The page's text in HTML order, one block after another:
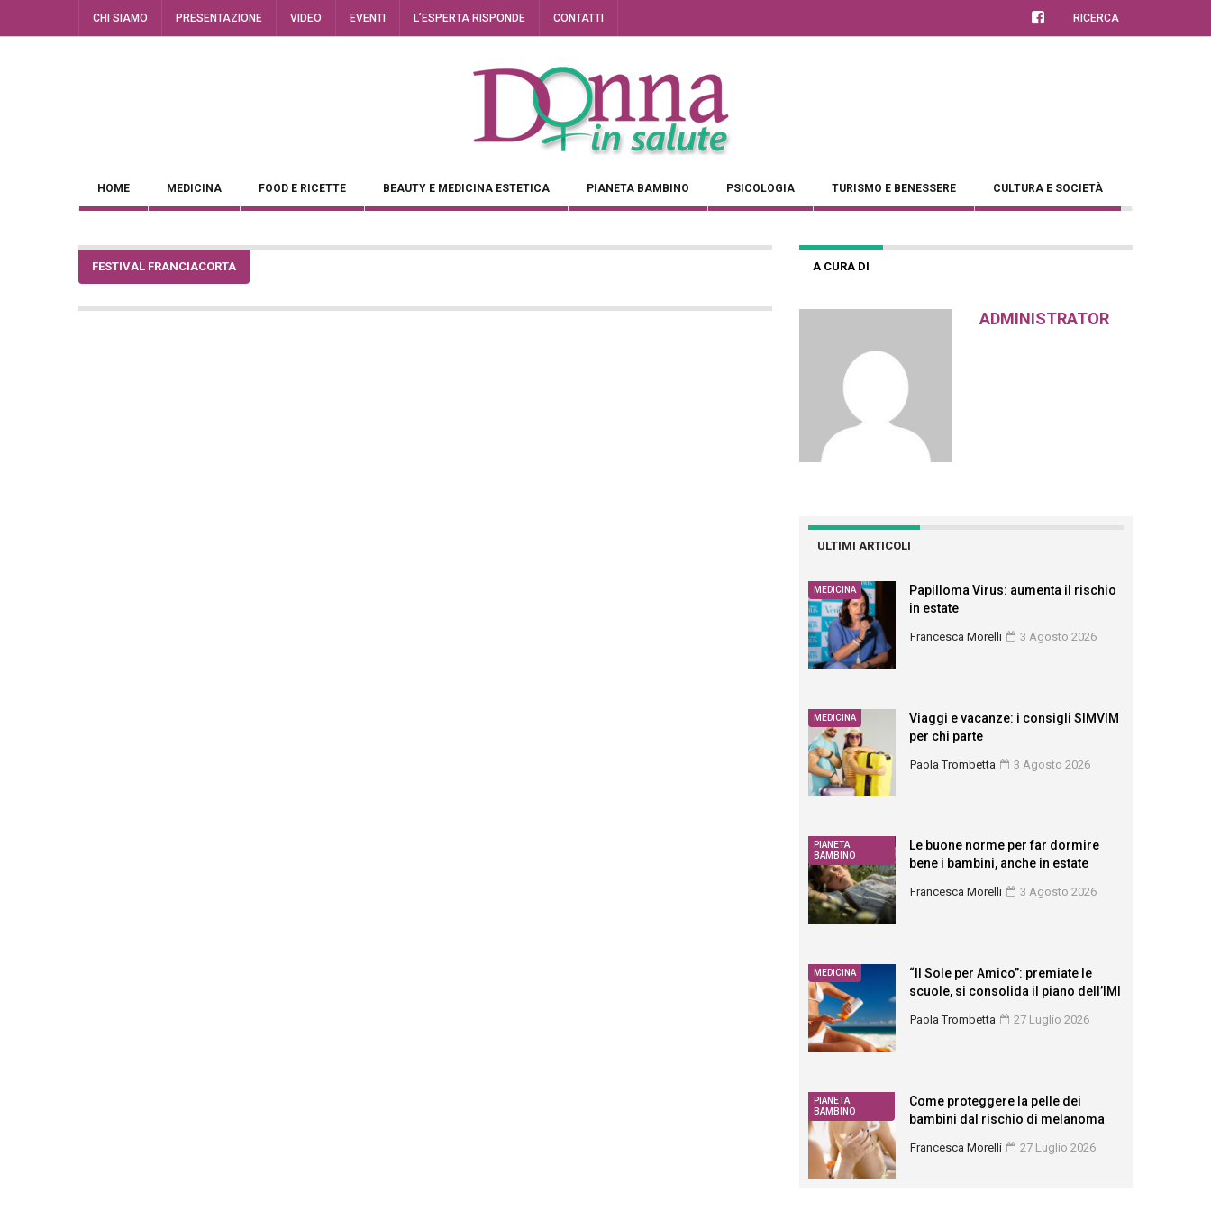
CHI SIAMO PRESENTAZIONE VIDEO EVENTI L’ESPERTA RISPONDE CONTATTI RICERCA
HOME MEDICINA FOOD E RICETTE BEAUTY E MEDICINA ESTETICA PIANETA BAMBINO PSICOLOGIA TURISMO E BENESSERE CULTURA E SOCIETÀ
FESTIVAL FRANCIACORTA A CURA DI
ADMINISTRATOR
ULTIMI ARTICOLI
MEDICINA
Papilloma Virus: aumenta il rischio
in estate
Francesca Morelli 3 Agosto 2026
MEDICINA
Viaggi e vacanze: i consigli SIMVIM
per chi parte
Paola Trombetta 3 Agosto 2026
PIANETA
BAMBINO
Le buone norme per far dormire
bene i bambini, anche in estate
Francesca Morelli 3 Agosto 2026
MEDICINA
“Il Sole per Amico”: premiate le
scuole, si consolida il piano dell’IMI
Paola Trombetta 27 Luglio 2026
PIANETA
BAMBINO
Come proteggere la pelle dei
bambini dal rischio di melanoma
Francesca Morelli 27 Luglio 2026